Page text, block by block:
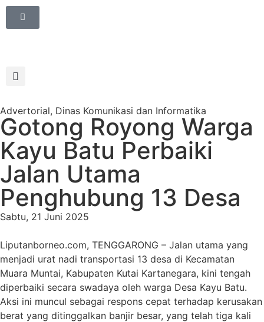
Advertorial, Dinas Komunikasi dan Informatika
Gotong Royong Warga
Kayu Batu Perbaiki
Jalan Utama
Penghubung 13 Desa
Sabtu, 21 Juni 2025
Liputanborneo.com, TENGGARONG – Jalan utama yang
menjadi urat nadi transportasi 13 desa di Kecamatan
Muara Muntai, Kabupaten Kutai Kartanegara, kini tengah
diperbaiki secara swadaya oleh warga Desa Kayu Batu.
Aksi ini muncul sebagai respons cepat terhadap kerusakan
berat yang ditinggalkan banjir besar, yang telah tiga kali